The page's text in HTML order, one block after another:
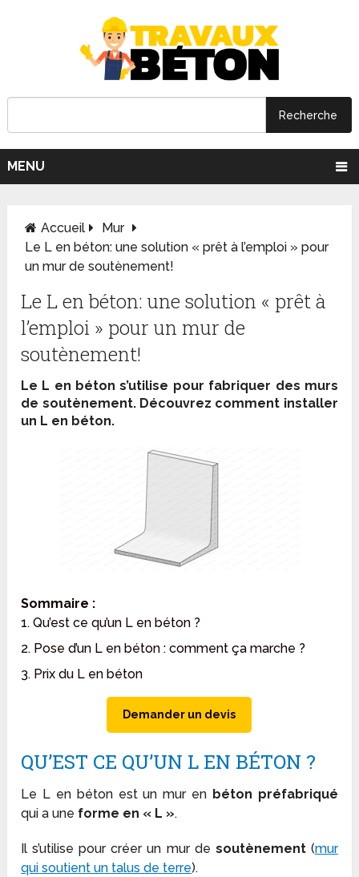
MENU
Accueil
Mur
Le L en béton: une solution « prêt à l’emploi » pour
un mur de soutènement!
Le L en béton: une solution « prêt à
l’emploi » pour un mur de
soutènement!
Le L en béton s’utilise pour fabriquer des murs
de soutènement. Découvrez comment installer
un L en béton.
Sommaire :
1. Qu’est ce qu’un L en béton ?
2. Pose d’un L en béton : comment ça marche ?
3. Prix du L en béton
Demander un devis
QU’EST CE QU’UN L EN BÉTON ?
Le L en béton est un mur en béton préfabriqué
qui a une forme en « L ».
Il s’utilise pour créer un mur de soutènement(mur
qui soutient un talus de terre).